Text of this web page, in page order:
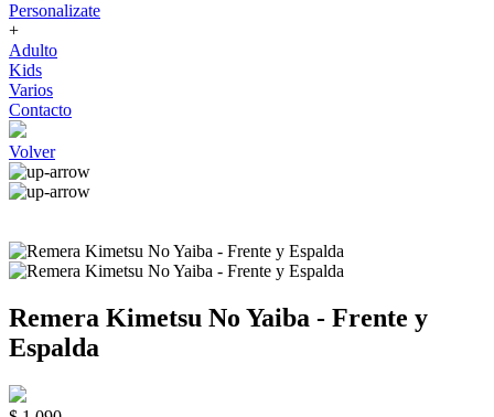
Personalizate
+
Adulto
Kids
Varios
Contacto
Volver
Remera Kimetsu No Yaiba - Frente y
Espalda